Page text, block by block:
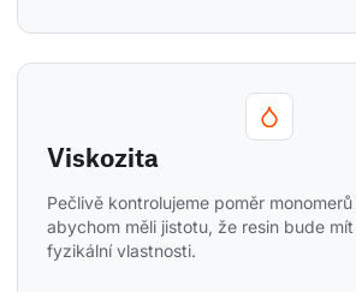
Viskozita
Pečlivě kontrolujeme poměr
abychom měli jistotu, že resin bude
fyzikální vlastnosti.